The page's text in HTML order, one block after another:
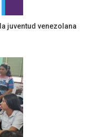
juventud venezolana